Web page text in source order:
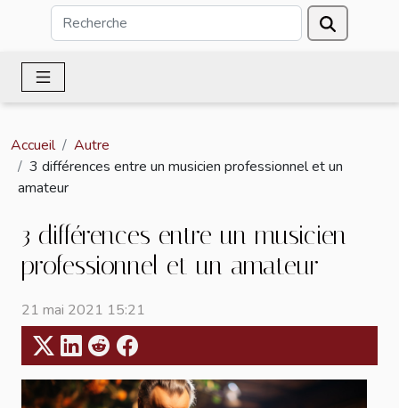
Accueil
Autre
3 différences entre un musicien professionnel et un
amateur
3 différences entre un musicien
professionnel et un amateur
21 mai 2021 15:21